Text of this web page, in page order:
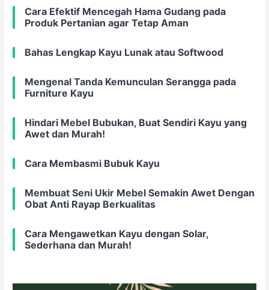
Cara Efektif Mencegah Hama Gudang pada
Produk Pertanian agar Tetap Aman
Bahas Lengkap Kayu Lunak atau Softwood
Mengenal Tanda Kemunculan Serangga pada
Furniture Kayu
Hindari Mebel Bubukan, Buat Sendiri Kayu yang
Awet dan Murah!
Cara Membasmi Bubuk Kayu
Membuat Seni Ukir Mebel Semakin Awet Dengan
Obat Anti Rayap Berkualitas
Cara Mengawetkan Kayu dengan Solar,
Sederhana dan Murah!